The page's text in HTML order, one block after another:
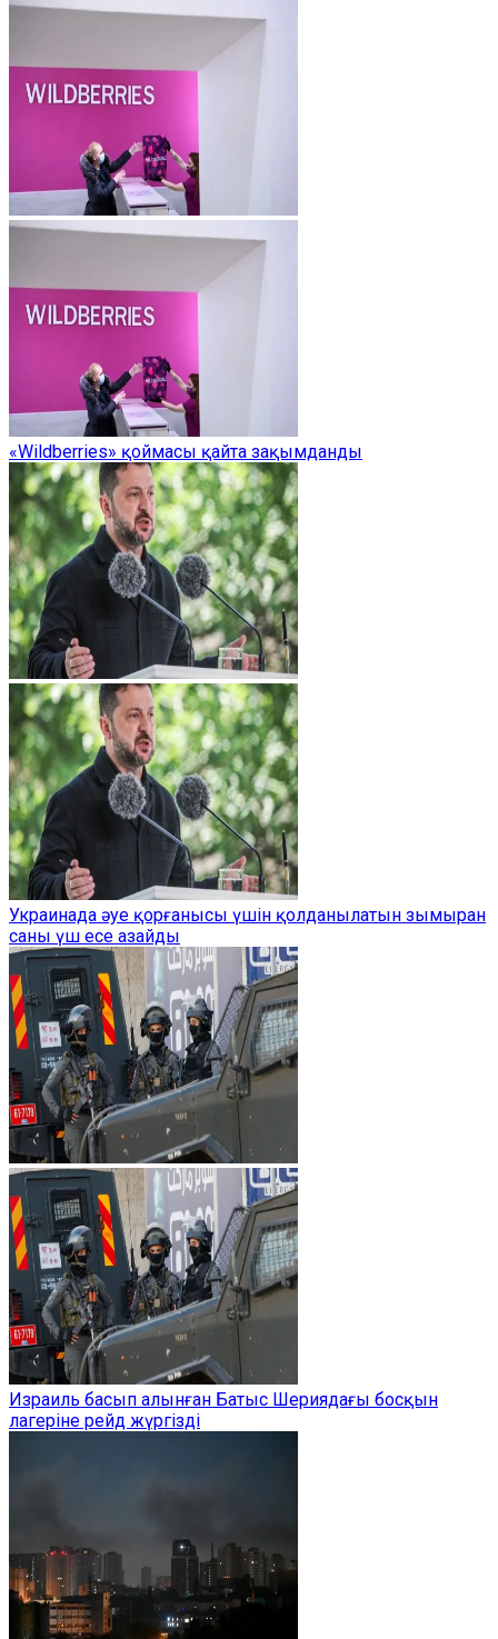
«Wildberries» қоймасы қайта зақымданды
Украинада әуе қорғанысы үшін қолданылатын зымыран
саны үш есе азайды
Израиль басып алынған Батыс Шериядағы босқын
лагеріне рейд жүргізді